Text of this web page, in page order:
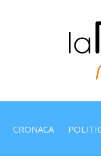
CRONACA